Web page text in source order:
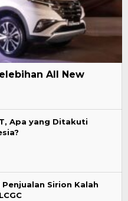
All New
Apa yang Ditakuti
Sirion Kalah